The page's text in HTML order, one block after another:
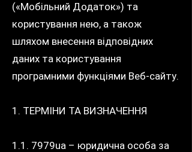
(«Мобільний Додаток») та
користування нею, а також
шляхом внесення відповідних
даних та користування
програмними функціями Веб-сайту.
1. ТЕРМІНИ ТА ВИЗНАЧЕННЯ
1.1. 7979ua – юридична особа за